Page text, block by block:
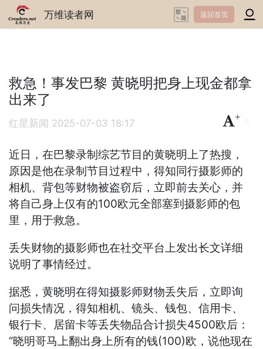
万维读者网 返回首页
救急！事发巴黎 黄晓明把身上现金都拿
出来了
红星新闻 2025-07-03 18:17
+
近日，在巴黎录制综艺节目的黄晓明上了热搜，
原因是他在录制节目过程中，得知同行摄影师的
相机、背包等财物被盗窃后，立即前去关心，并
将自己身上仅有的100欧元全部塞到摄影师的包
里，用于救急。
丢失财物的摄影师也在社交平台上发出长文详细
说明了事情经过。
据悉，黄晓明在得知摄影师财物丢失后，立即询
问损失情况，得知相机、镜头、钱包、信用卡、
银行卡、居留卡等丢失物品合计损失4500欧后：
“晓明哥马上翻出身上所有的钱(100)欧，说他现在